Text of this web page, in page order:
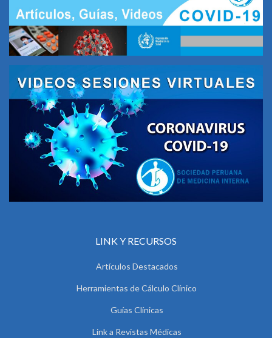
LINK Y RECURSOS
Artículos Destacados
Herramientas de Cálculo Clínico
Guías Clínicas
Link a Revistas Médicas